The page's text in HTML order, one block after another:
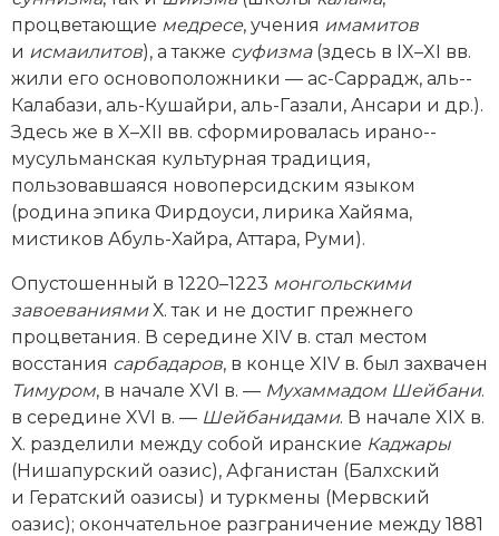
Политическая история
Революции и народные движения
Религия и церковь
Россия
Северная Америка
Социально-экономическая история
Специальные исторические дисциплины
СССР
Южная Америка
процветающие медресе, учения имамитов
и исмаилитов), а также суфизма(здесь в IX–XI вв.
жили его основоположники — ас-­Саррадж, аль-­
Калабази, аль-­Кушайри, аль-­Газали, Ансари и др.).
Здесь же в X–XII вв. сформировалась ирано-­
мусульманская культурная традиция,
пользовавшаяся новоперсидским языком
(родина эпика Фирдоуси, лирика Хайяма,
мистиков Абуль-­Хайра, Аттара, Руми).
Опустошенный в 1220–1223 монгольскими
завоеваниямиХ. так и не достиг прежнего
процветания. В середине XIV в. стал местом
восстания сарбадаров, в конце XIV в. был захвачен
Тимуром, в начале XVI в. — Мухаммадом Шейбани.
в середине XVI в. — Шейбанидами. В начале XIX в.
Х. разделили между собой иранские Каджары
(Нишапурский оазис), Афганистан (Балхский
и Гератский оазисы) и туркмены (Мервский
оазис); окончательное разграничение между 1881